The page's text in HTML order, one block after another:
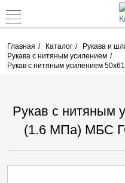
Главная Каталог
Рукава и
Рукава с нитяным усилением
Рукав с нитяным усилением
Рукав с нитяным
(1.6 МПа) МБС